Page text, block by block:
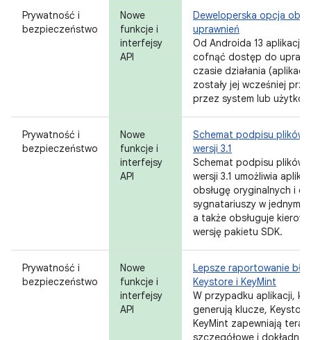
Prywatność i
bezpieczeństwo
Nowe
funkcje i
interfejsy
API
Deweloperska opcja
uprawnień
Od Androida 13 aplikacja
cofnąć dostęp do
czasie działania
zostały jej wcześniej
przez system lub
Prywatność i
bezpieczeństwo
Nowe
funkcje i
interfejsy
API
Schemat podpisu plików
wersji 3.1
Schemat podpisu plików
wersji 3.1 umożliwia
obsługę oryginalnych i
sygnatariuszy w jednym
a także obsługuje
wersję pakietu SDK.
Prywatność i
bezpieczeństwo
Nowe
funkcje i
interfejsy
API
Lepsze raportowanie
Keystore i KeyMint
W przypadku aplikacji,
generują klucze,
KeyMint zapewniają
szczegółowe i dokładne